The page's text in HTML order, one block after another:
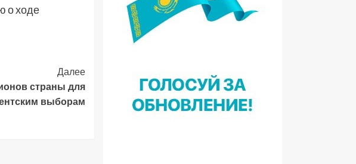
о ходе
Далее
страны для
выборам